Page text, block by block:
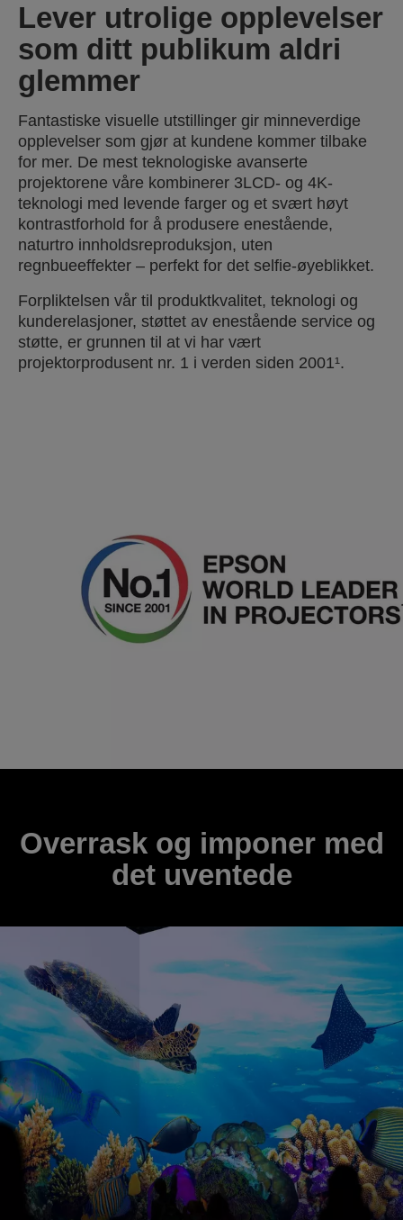
Lever utrolige opplevelser
som ditt publikum aldri
glemmer
Fantastiske visuelle utstillinger gir minneverdige
opplevelser som gjør at kundene kommer tilbake
for mer. De mest teknologiske avanserte
projektorene våre kombinerer 3LCD- og 4K-
teknologi med levende farger og et svært høyt
kontrastforhold for å produsere enestående,
naturtro innholdsreproduksjon, uten
regnbueeffekter – perfekt for det selfie-øyeblikket.
Forpliktelsen vår til produktkvalitet, teknologi og
kunderelasjoner, støttet av enestående service og
støtte, er grunnen til at vi har vært
projektorprodusent nr. 1 i verden siden 2001¹.
Overrask og imponer med
det uventede